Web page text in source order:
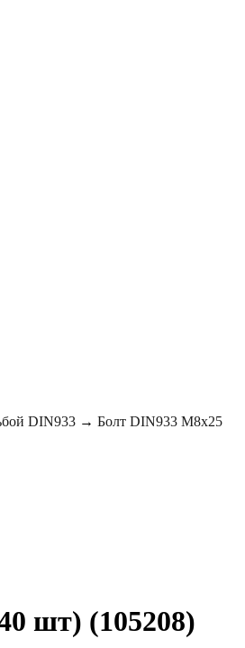
DIN933 → Болт DIN933 М8х25
шт) (105208)